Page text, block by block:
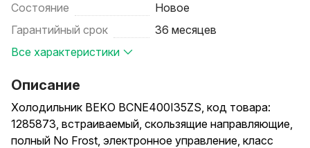
Состояние
Новое
Гарантийный срок
36 месяцев
Все характеристики
Описание
Холодильник BEKO BCNE400I35ZS, код товара:
1285873, встраиваемый, скользящие направляющие,
полный No Frost, электронное управление, класс